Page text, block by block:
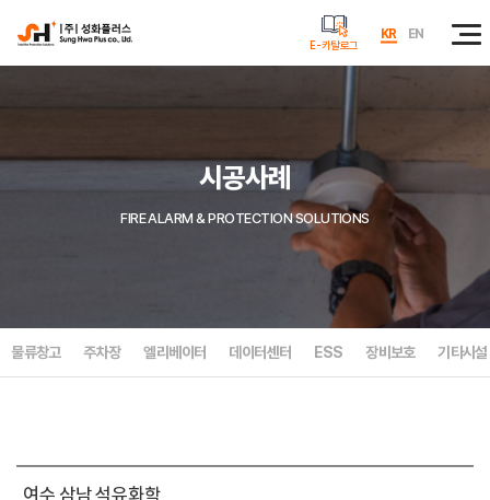
E-카탈로그
KR EN
시공사례
FIRE ALARM & PROTECTION SOLUTIONS
물류창고 주차장 엘리베이터 데이터센터 ESS 장비보호 기타시설
여수 삼남 석유화학